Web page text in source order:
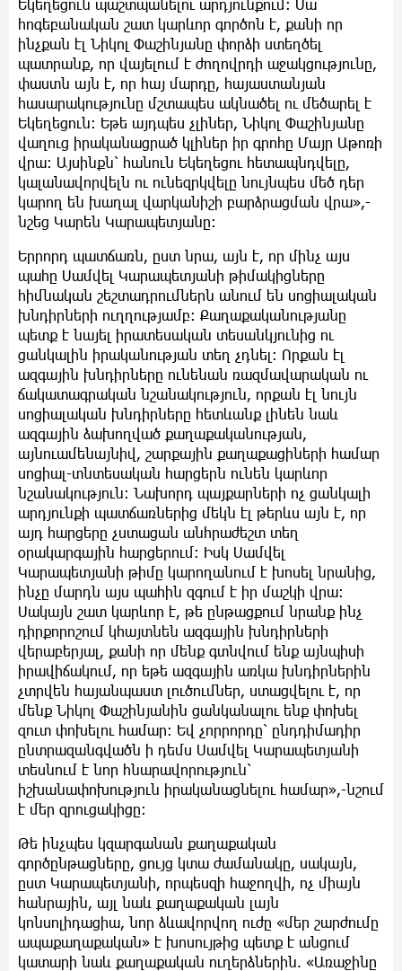
Եկեղեցուն պաշտպանելու արդյունքում։ Սա
հոգեբանական շատ կարևոր գործոն է, քանի որ
ինչքան էլ Նիկոլ Փաշինյանը փորձի ստեղծել
պատրանք, որ վայելում է ժողովրդի աջակցությունը,
փաստն այն է, որ հայ մարդը, հայաստանյան
հասարակությունը մշտապես ակնածել ու մեծարել է
Եկեղեցուն։ Եթե այդպես չլիներ, Նիկոլ Փաշինյանը
վաղուց իրականացրած կլիներ իր գրոհը Մայր Աթոռի
վրա։ Այսինքն՝ հանուն Եկեղեցու հետապնդվելը,
կալանավորվելն ու ունեզրկվելը նույնպես մեծ դեր
կարող են խաղալ վարկանիշի բարձրացման վրա»,-
նշեց Կարեն Կարապետյանը:
Երրորդ պատճառն, ըստ նրա, այն է, որ մինչ այս
պահը Սամվել Կարապետյանի թիմակիցները
հիմնական շեշտադրումներն անում են սոցիալական
խնդիրների ուղղությամբ։ Քաղաքականությանը
պետք է նայել իրատեսական տեսանկյունից ու
ցանկալին իրականության տեղ չդնել։ Որքան էլ
ազգային խնդիրները ունենան ռազմավարական ու
ճակատագրական նշանակություն, որքան էլ նույն
սոցիալական խնդիրները հետևանք լինեն նաև
ազգային ձախողված քաղաքականության,
այնուամենայնիվ, շարքային քաղաքացիների համար
սոցիալ-տնտեսական հարցերն ունեն կարևոր
նշանակություն։ Նախորդ պայքարների ոչ ցանկալի
արդյունքի պատճառներից մեկն էլ թերևս այն է, որ
այդ հարցերը չստացան անհրաժեշտ տեղ
օրակարգային հարցերում։ Իսկ Սամվել
Կարապետյանի թիմը կարողանում է խոսել նրանից,
ինչը մարդն այս պահին զգում է իր մաշկի վրա։
Սակայն շատ կարևոր է, թե ընթացքում նրանք ինչ
դիրքորոշում կհայտնեն ազգային խնդիրների
վերաբերյալ, քանի որ մենք գտնվում ենք այնպիսի
իրավիճակում, որ եթե ազգային առկա խնդիրներին
չտրվեն հայանպաստ լուծումներ, ստացվելու է, որ
մենք Նիկոլ Փաշինյանին ցանկանալու ենք փոխել
զուտ փոխելու համար։ Եվ չորրորդը՝ ընդդիմադիր
ընտրազանգվածն ի դեմս Սամվել Կարապետյանի
տեսնում է նոր հնարավորություն՝
իշխանափոխություն իրականացնելու համար»,-նշում
է մեր զրուցակիցը։
Թե ինչպես կզարգանան քաղաքական
գործընթացները, ցույց կտա ժամանակը, սակայն,
ըստ Կարապետյանի, որպեսզի հաջողվի, ոչ միայն
հանրային, այլ նաև քաղաքական լայն
կոնսոլիդացիա, նոր ձևավորվող ուժը «մեր շարժումը
ապաքաղաքական» է խոսույթից պետք է անցում
կատարի նաև քաղաքական ուղերձներին. «Առաջինը